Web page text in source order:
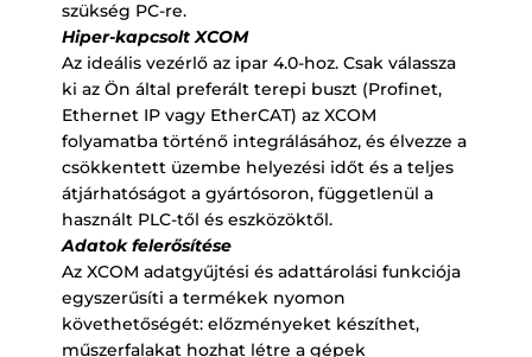
szükség PC-re.
Hiper-kapcsolt XCOM
Az ideális vezérlő az ipar 4.0-hoz. Csak válassza
ki az Ön által preferált terepi buszt (Profinet,
Ethernet IP vagy EtherCAT) az XCOM
folyamatba történő integrálásához, és élvezze a
csökkentett üzembe helyezési időt és a teljes
átjárhatóságot a gyártósoron, függetlenül a
használt PLC-től és eszközöktől.
Adatok felerősítése
Az XCOM adatgyűjtési és adattárolási funkciója
egyszerűsíti a termékek nyomon
követhetőségét: előzményeket készíthet,
műszerfalakat hozhat létre a gépek